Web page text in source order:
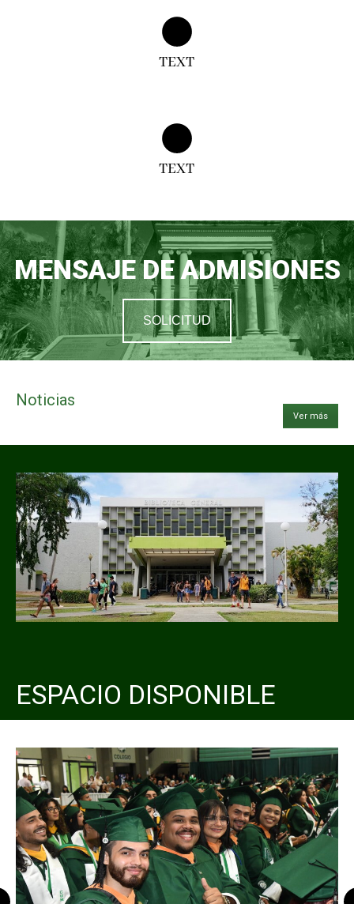
MENSAJE DE ADMISIONES
SOLICITUD
Noticias
Ver más
ESPACIO DISPONIBLE